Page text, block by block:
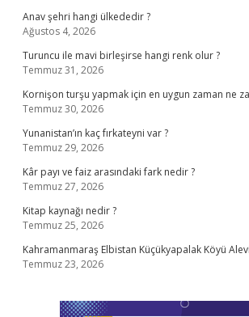
Anav şehri hangi ülkededir ?
Ağustos 4, 2026
Turuncu ile mavi birleşirse hangi renk olur ?
Temmuz 31, 2026
Kornişon turşu yapmak için en uygun zaman ne
Temmuz 30, 2026
Yunanistan’ın kaç fırkateyni var ?
Temmuz 29, 2026
Kâr payı ve faiz arasındaki fark nedir ?
Temmuz 27, 2026
Kitap kaynağı nedir ?
Temmuz 25, 2026
Kahramanmaraş Elbistan Küçükyapalak Köyü
Temmuz 23, 2026